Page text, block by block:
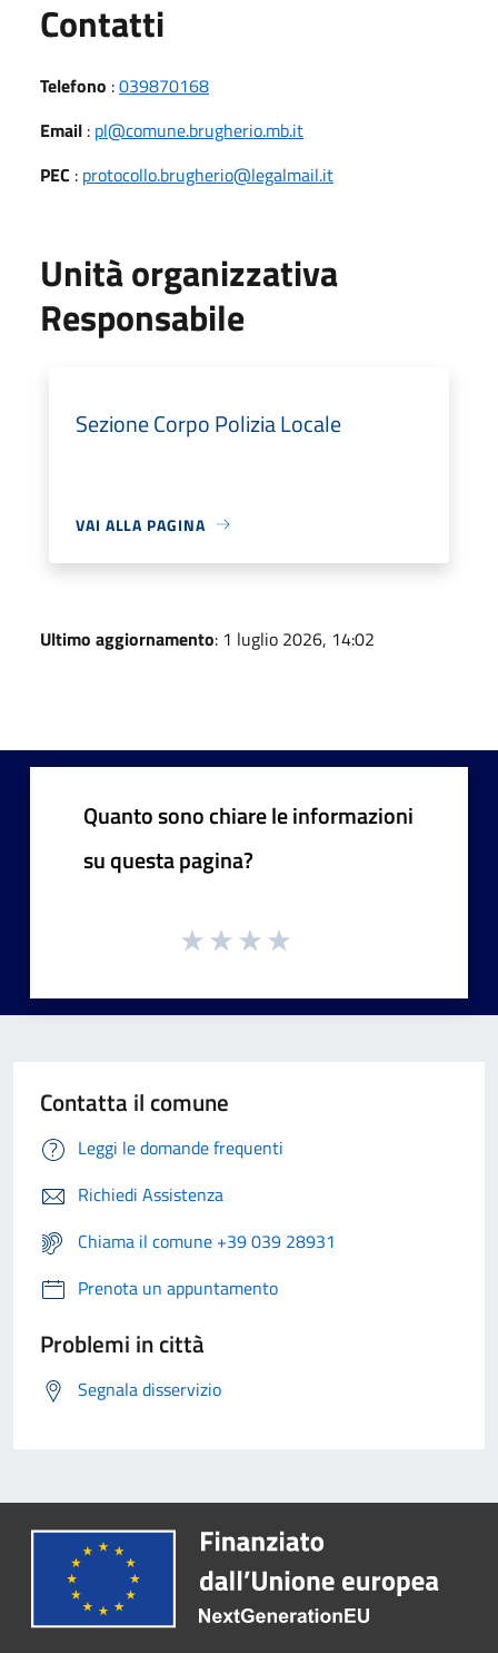
Contatti
Telefono :039870168
Email : pl@comune.brugherio.mb.it
PEC : protocollo.brugherio@legalmail.it
Unità organizzativa
Responsabile
Sezione Corpo Polizia Locale
VAI ALLA PAGINA
Ultimo aggiornamento: 1 luglio 2026, 14:02
Quanto sono chiare le informazioni
su questa pagina?
Contatta il comune
Leggi le domande frequenti
Richiedi Assistenza
Chiama il comune +39 039 28931
Prenota un appuntamento
Problemi in città
Segnala disservizio